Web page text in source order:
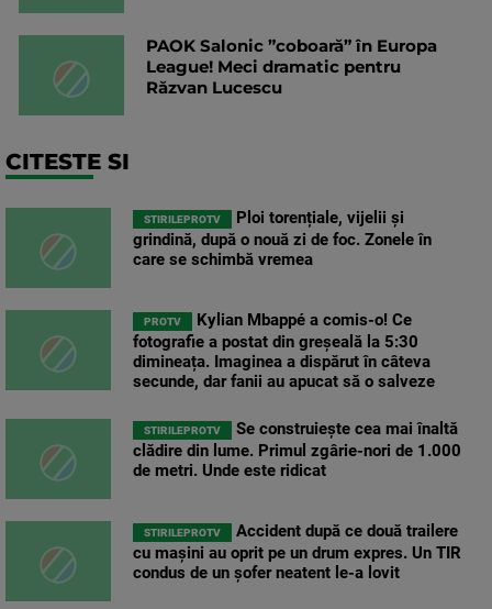
PAOK Salonic ”coboară” în Europa
League! Meci dramatic pentru
Răzvan Lucescu
CITESTE SI
STIRILEPROTV
Ploi torențiale, vijelii și
grindină, după o nouă zi de foc. Zonele în
care se schimbă vremea
PROTV
Kylian Mbappé a comis-o! Ce
fotografie a postat din greșeală la 5:30
dimineața. Imaginea a dispărut în câteva
secunde, dar fanii au apucat să o salveze
STIRILEPROTV
Se construiește cea mai înaltă
clădire din lume. Primul zgârie-nori de 1.000
de metri. Unde este ridicat
STIRILEPROTV
Accident după ce două trailere
cu mașini au oprit pe un drum expres. Un TIR
condus de un șofer neatent le-a lovit